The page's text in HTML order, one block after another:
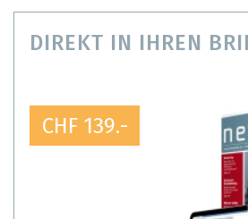
DIREKT IN IHREN
CHF 139.-